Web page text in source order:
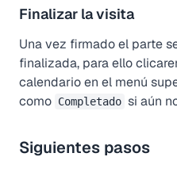
Finalizar la visita
Una vez firmado el parte
finalizada, para ello
calendarioen el menú
como Completado si aún
Siguientes pasos